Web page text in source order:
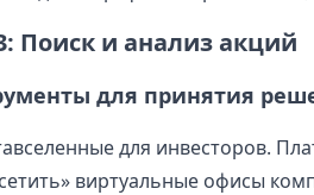
Поиск и анализ акций
для принятия
для инвесторов.
виртуальные офисы